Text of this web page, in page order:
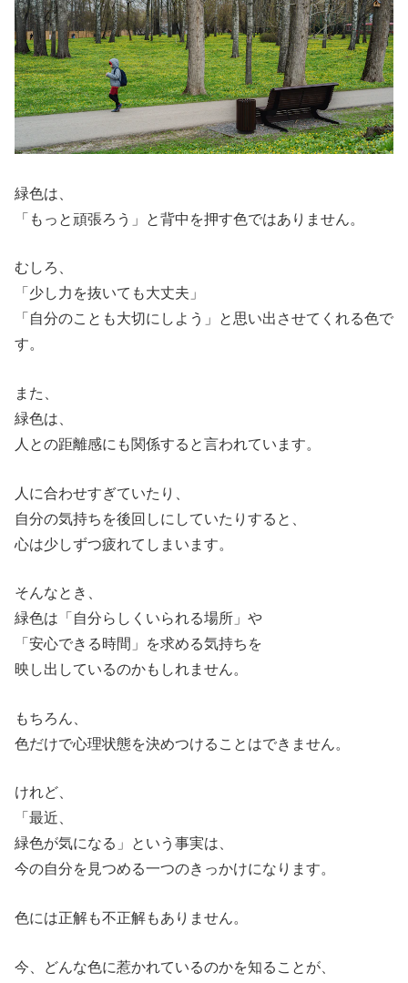
緑色は、
「もっと頑張ろう」と背中を押す色ではありません。
むしろ、
「少し力を抜いても大丈夫」
「自分のことも大切にしよう」と思い出させてくれる色で
す。
また、
緑色は、
人との距離感にも関係すると言われています。
人に合わせすぎていたり、
自分の気持ちを後回しにしていたりすると、
心は少しずつ疲れてしまいます。
そんなとき、
緑色は「自分らしくいられる場所」や
「安心できる時間」を求める気持ちを
映し出しているのかもしれません。
もちろん、
色だけで心理状態を決めつけることはできません。
けれど、
「最近、
緑色が気になる」という事実は、
今の自分を見つめる一つのきっかけになります。
色には正解も不正解もありません。
今、どんな色に惹かれているのかを知ることが、